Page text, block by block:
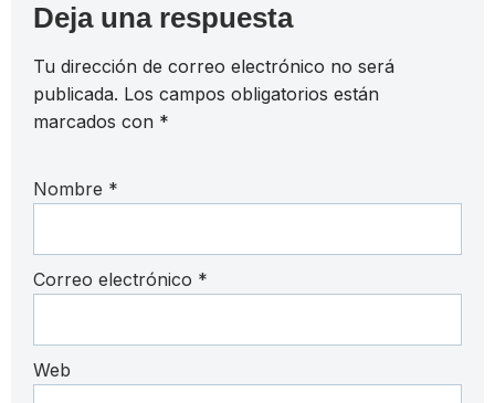
Deja una respuesta
Tu dirección de correo electrónico no será
publicada. Los campos obligatorios están
marcados con *
Nombre *
Correo electrónico *
Web